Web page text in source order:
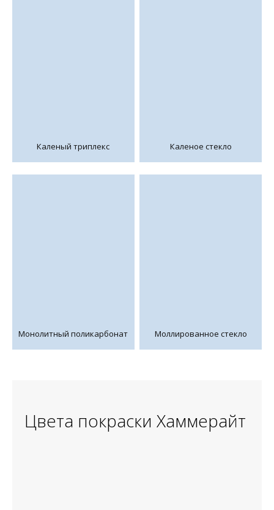
Каленый триплекс Каленое стекло
Монолитный поликарбонат Моллированное стекло
Цвета покраски Хаммерайт